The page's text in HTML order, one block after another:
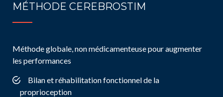
MÉTHODE CEREBROSTIM
Méthode globale, non médicamenteuse pour augmenter
les performances
Bilan et réhabilitation fonctionnel de la
proprioception